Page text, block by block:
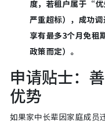
度，若租户属于“
严重超标），成功
享有最多3个月免租
政策而定）。
申请贴士：
优势
如果家中长辈因家庭成